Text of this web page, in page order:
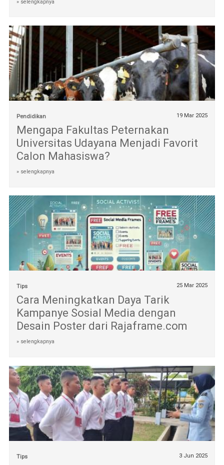
» selengkapnya
Pendidikan 19 Mar 2025
Mengapa Fakultas Peternakan
Universitas Udayana Menjadi Favorit
Calon Mahasiswa?
» selengkapnya
Tips 25 Mar 2025
Cara Meningkatkan Daya Tarik
Kampanye Sosial Media dengan
Desain Poster dari Rajaframe.com
» selengkapnya
Tips 3 Jun 2025